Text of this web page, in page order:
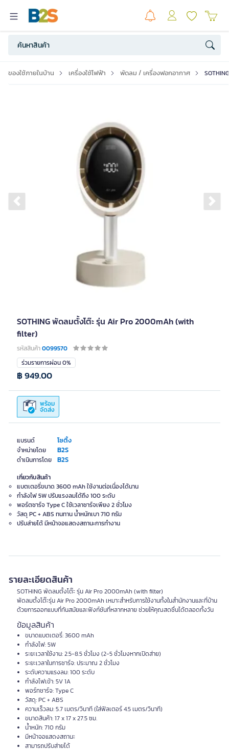
ของใช้ภายในบ้าน เครื่องใช้ไฟฟ้า พัดลม / เครื่องฟอกอากาศ
Previous slide
SOTHING พัดลมตั้งโต๊ะ รุ่น Air Pro 2000mAh (with
filter)
รหัสสินค้า0099570
แบรนด์ โซติ้ง
จำหน่ายโดย B2S
ดำเนินการโดย B2S
ร่วมรายการผ่อน 0%
พร้อม
จัดส่ง
฿ 949.00
เกี่ยวกับสินค้า
แบตเตอรี่ขนาด 3600 mAh ใช้งานต่อเนื่องได้นาน
กำลังไฟ 5W ปรับแรงลมได้ถึง 100 ระดับ
พอร์ตชาร์จ Type C ใช้เวลาชาร์จเพียง 2 ชั่วโมง
วัสดุ PC + ABS ทนทาน น้ำหนักเบา 710 กรัม
ปรับส่ายได้ มีหน้าจอแสดงสถานะการทำงาน
รายละเอียดสินค้า
SOTHING พัดลมตั้งโต๊ะ รุ่น Air Pro 2000mAh (with filter)
พัดลมตั้งโต๊ะรุ่น Air Pro 2000mAh เหมาะสำหรับการใช้งานทั้งในสำนักงานและที่บ้าน
ด้วยการออกแบบที่ทันสมัยและฟังก์ชันที่หลากหลาย ช่วยให้คุณสดชื่นได้ตลอดทั้งวัน
ข้อมูลสินค้า
ขนาดแบตเตอรี่: 3600 mAh
กำลังไฟ: 5W
ระยะเวลาใช้งาน: 2.5-8.5 ชั่วโมง (2-5 ชั่วโมงหากเปิดส่าย)
ระยะเวลาในการชาร์จ: ประมาณ 2 ชั่วโมง
ระดับความแรงลม: 100 ระดับ
กำลังไฟเข้า: 5V 1A
พอร์ทชาร์จ: Type C
วัสดุ: PC + ABS
ความเร็วลม: 5.7 เมตร/วินาที (ใส่ฟิลเตอร์ 4.5 เมตร/วินาที)
ขนาดสินค้า: 17 x 17 x 27.5 ซม.
น้ำหนัก: 710 กรัม
มีหน้าจอแสดงสถานะ
สามารถปรับส่ายได้